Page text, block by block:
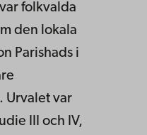
folkvalda
den lokala
Parishads i
Urvalet var
III och IV,